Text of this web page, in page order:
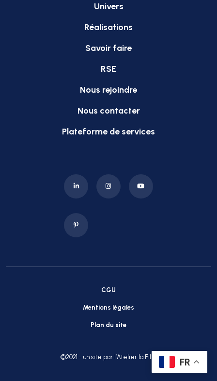
Univers
Réalisations
Savoir faire
RSE
Nous rejoindre
Nous contacter
Plateforme de services
CGU
Mentions légales
Plan du site
©2021 - un site par l’Atelier la Fille FR